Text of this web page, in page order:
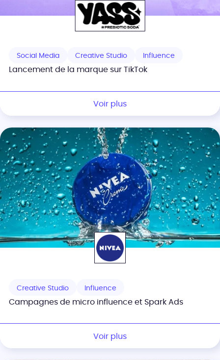
Social Media Creative Studio Influence
Lancement de la marque sur TikTok
Voir plus
Creative Studio Influence
Campagnes de micro influence et Spark Ads
Voir plus